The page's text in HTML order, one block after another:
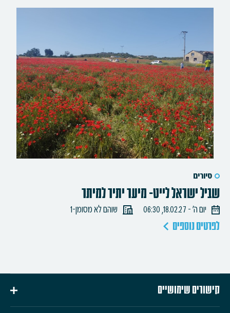
סיורים
שביל ישראל לייט- מיער יתיר למיתר
יום ה׳ - 18.02.27, 06:30 שוהם לא מסומן-1
לפרטים נוספים
קישורים שימושיים